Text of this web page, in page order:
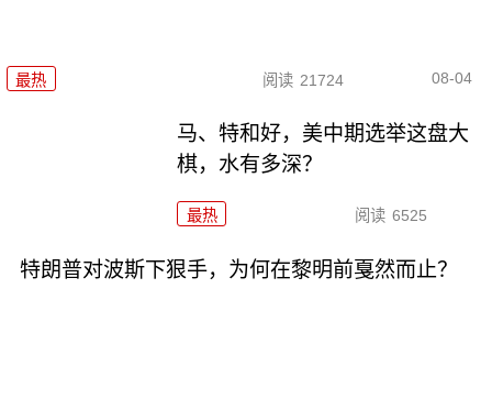
最热 阅读 21724 08-04
马、特和好，美中期选举这盘大
棋，水有多深？
最热 阅读 6525
特朗普对波斯下狠手，为何在黎明前戛然而止？